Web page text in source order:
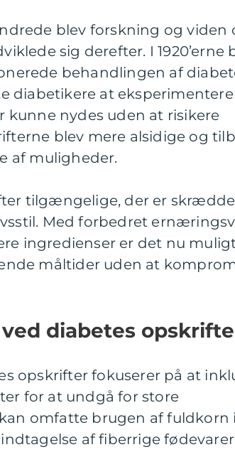
blev forskning og viden
sig derefter. I 1920’erne
behandlingen af
diabetikere at
kunne nydes uden at risikere
blev mere alsidige og
af muligheder.
tilgængelige, der er
Med forbedret
ingredienser er det nu
måltider uden at
diabetes
opskrifter fokuserer på at
for at undgå for store
omfatte brugen af fuldkorn
af fiberrige